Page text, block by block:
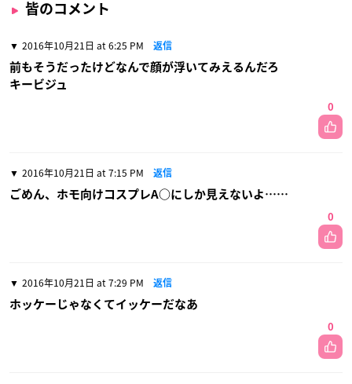
皆のコメント
2016年10月21日 at 6:25 PM 返信
前もそうだったけどなんで顔が浮いてみえるんだろ
キービジュ
0
2016年10月21日 at 7:15 PM 返信
ごめん、ホモ向けコスプレA○にしか見えないよ……
0
2016年10月21日 at 7:29 PM 返信
ホッケーじゃなくてイッケーだなあ
0